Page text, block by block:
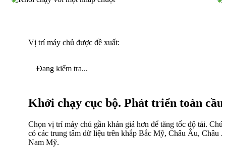
Vị trí máy chủ được đề xuất:
Đang kiểm tra...
Khởi chạy cục bộ. Phát triển toàn cầu
Chọn vị trí máy chủ gần khán giả hơn để tăng tốc độ tải.
có các trung tâm dữ liệu trên khắp Bắc Mỹ, Châu Âu, Châu
Nam Mỹ.